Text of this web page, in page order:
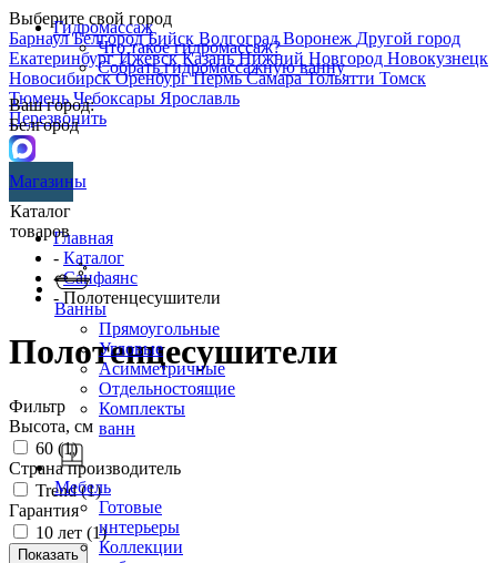
Выберите свой город
БарнаулБелгородБийск ВолгоградВоронеж Другой город
ЕкатеринбургИжевскКазаньНижний Новгород Новокузнецк
НовосибирскОренбургПермьСамараТольятти Томск
ТюменьЧебоксары Ярославль
Перезвонить
Гидромассаж
Что такое гидромассаж?
Собрать гидромассажную ванну
Ваш город:
Белгород
Магазины
Каталог
товаров
Ванны
Прямоугольные
Угловые
Асимметричные
Отдельностоящие
Комплекты
ванн
Мебель
Готовые
интерьеры
Коллекции
Главная
- Каталог
-Санфаянс
- Полотенцесушители
Полотенцесушители
Фильтр
Высота, см
60 (1)
Страна производитель
Trend (1)
Гарантия
10 лет (1)